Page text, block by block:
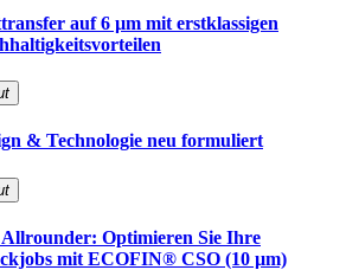
auf 6 µm mit erstklassigen
& Technologie neu formuliert
Optimieren Sie Ihre
mit ECOFIN® CSO (10 µm)